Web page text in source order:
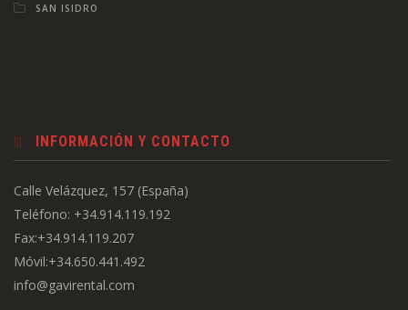
SAN ISIDRO
INFORMACIÓN Y CONTACTO
Calle Velázquez, 157 (España)
Teléfono: +34.914.119.192
Fax:+34.914.119.207
Móvil:+34.650.441.492
info@gavirental.com